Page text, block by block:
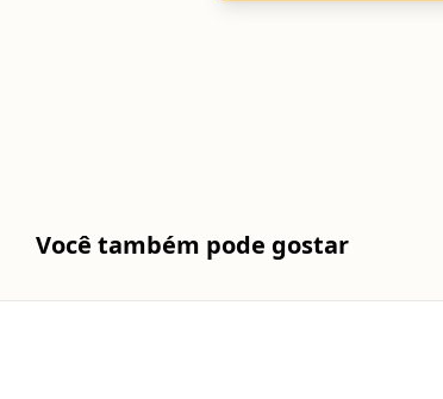
Você também pode gostar